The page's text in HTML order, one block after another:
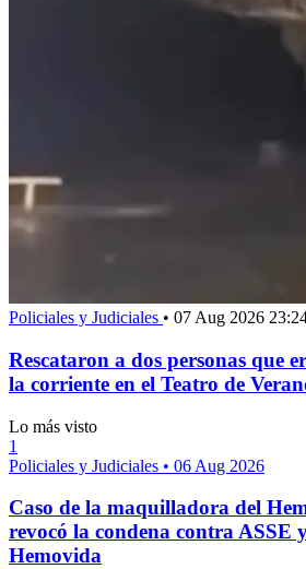
Policiales y Judiciales • 07 Aug 2026
Rescataron a dos personas que
la corriente en el Teatro de
Lo más visto
1
Policiales y Judiciales • 06 Aug 2026
Caso de la maquilladora del
revocó la condena contra ASSE
Hemovida